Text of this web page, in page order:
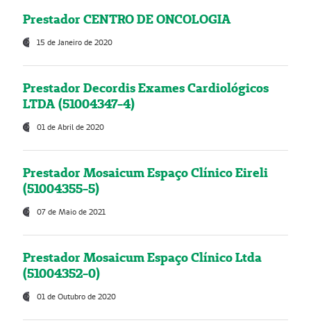
Prestador CENTRO DE ONCOLOGIA
15 de Janeiro de 2020
Prestador Decordis Exames Cardiológicos
LTDA (51004347-4)
01 de Abril de 2020
Prestador Mosaicum Espaço Clínico Eireli
(51004355-5)
07 de Maio de 2021
Prestador Mosaicum Espaço Clínico Ltda
(51004352-0)
01 de Outubro de 2020